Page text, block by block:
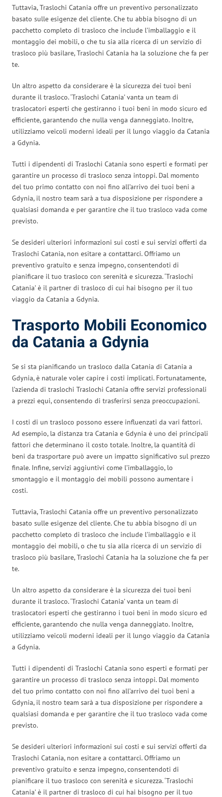
Tuttavia, Traslochi Catania offre un preventivo personalizzato
basato sulle esigenze del cliente. Che tu abbia bisogno di un
pacchetto completo di trasloco che include l’imballaggio e il
montaggio dei mobili, o che tu sia alla ricerca di un servizio di
trasloco più basilare, Traslochi Catania ha la soluzione che fa per
te.
Un altro aspetto da considerare è la sicurezza dei tuoi beni
durante il trasloco. ‘Traslochi Catania’ vanta un team di
traslocatori esperti che gestiranno i tuoi beni in modo sicuro ed
efficiente, garantendo che nulla venga danneggiato. Inoltre,
utilizziamo veicoli moderni ideali per il lungo viaggio da Catania
a Gdynia.
Tutti i dipendenti di Traslochi Catania sono esperti e formati per
garantire un processo di trasloco senza intoppi. Dal momento
del tuo primo contatto con noi fino all’arrivo dei tuoi beni a
Gdynia, il nostro team sarà a tua disposizione per rispondere a
qualsiasi domanda e per garantire che il tuo trasloco vada come
previsto.
Se desideri ulteriori informazioni sui costi e sui servizi offerti da
Traslochi Catania, non esitare a contattarci. Offriamo un
preventivo gratuito e senza impegno, consentendoti di
pianificare il tuo trasloco con serenità e sicurezza. ‘Traslochi
Catania’ è il partner di trasloco di cui hai bisogno per il tuo
viaggio da Catania a Gdynia.
Trasporto Mobili Economico
da Catania a Gdynia
Se si sta pianificando un trasloco dalla Catania di Catania a
Gdynia, è naturale voler capire i costi implicati. Fortunatamente,
l’azienda di traslochi Traslochi Catania offre servizi professionali
a prezzi equi, consentendo di trasferirsi senza preoccupazioni.
I costi di un trasloco possono essere influenzati da vari fattori.
Ad esempio, la distanza tra Catania e Gdynia è uno dei principali
fattori che determinano il costo totale. Inoltre, la quantità di
beni da trasportare può avere un impatto significativo sul prezzo
finale. Infine, servizi aggiuntivi come l’imballaggio, lo
smontaggio e il montaggio dei mobili possono aumentare i
costi.
Tuttavia, Traslochi Catania offre un preventivo personalizzato
basato sulle esigenze del cliente. Che tu abbia bisogno di un
pacchetto completo di trasloco che include l’imballaggio e il
montaggio dei mobili, o che tu sia alla ricerca di un servizio di
trasloco più basilare, Traslochi Catania ha la soluzione che fa per
te.
Un altro aspetto da considerare è la sicurezza dei tuoi beni
durante il trasloco. ‘Traslochi Catania’ vanta un team di
traslocatori esperti che gestiranno i tuoi beni in modo sicuro ed
efficiente, garantendo che nulla venga danneggiato. Inoltre,
utilizziamo veicoli moderni ideali per il lungo viaggio da Catania
a Gdynia.
Tutti i dipendenti di Traslochi Catania sono esperti e formati per
garantire un processo di trasloco senza intoppi. Dal momento
del tuo primo contatto con noi fino all’arrivo dei tuoi beni a
Gdynia, il nostro team sarà a tua disposizione per rispondere a
qualsiasi domanda e per garantire che il tuo trasloco vada come
previsto.
Se desideri ulteriori informazioni sui costi e sui servizi offerti da
Traslochi Catania, non esitare a contattarci. Offriamo un
preventivo gratuito e senza impegno, consentendoti di
pianificare il tuo trasloco con serenità e sicurezza. ‘Traslochi
Catania’ è il partner di trasloco di cui hai bisogno per il tuo